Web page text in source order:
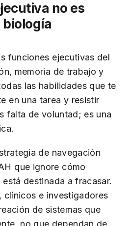
no es
funciones ejecutivas del
memoria de trabajo y
las habilidades que te
en una tarea y resistir
falta de voluntad; es una
de navegación
que ignore cómo
destinada a fracasar.
clínicos e investigadores
de sistemas que